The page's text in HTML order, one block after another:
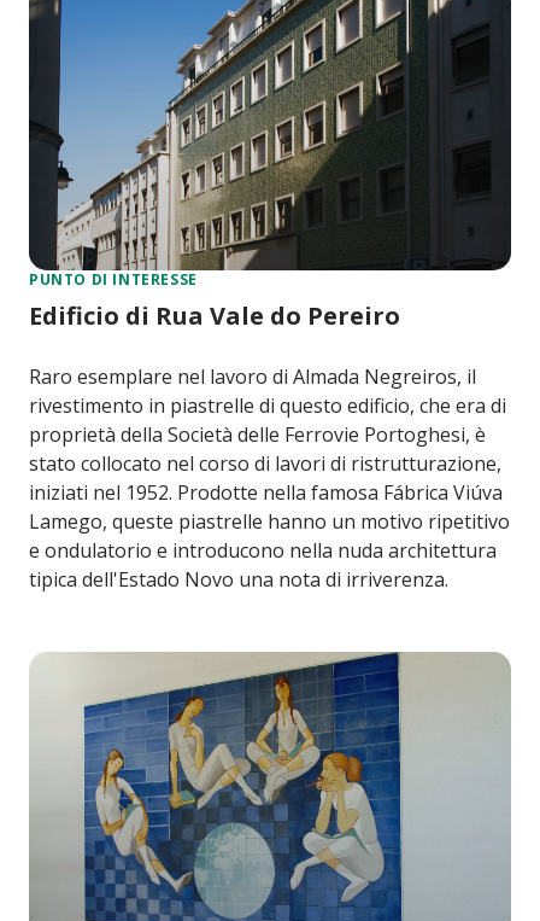
PUNTO DI INTERESSE
Edificio di Rua Vale do Pereiro
Raro esemplare nel lavoro di Almada Negreiros, il
rivestimento in piastrelle di questo edificio, che era di
proprietà della Società delle Ferrovie Portoghesi, è
stato collocato nel corso di lavori di ristrutturazione,
iniziati nel 1952. Prodotte nella famosa Fábrica Viúva
Lamego, queste piastrelle hanno un motivo ripetitivo
e ondulatorio e introducono nella nuda architettura
tipica dell'Estado Novo una nota di irriverenza.